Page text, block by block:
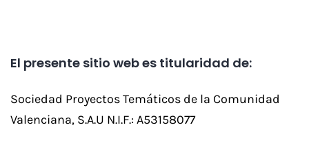
El presente sitio web es titularidad de:
Sociedad Proyectos Temáticos de la Comunidad
Valenciana, S.A.U N.I.F.: A53158077